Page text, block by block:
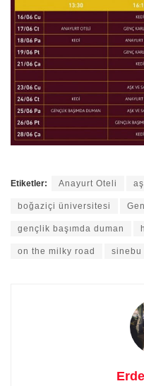
Etiketler: Anayurt Oteli
boğaziçi üniversitesi
gençlik başımda duman
on the milky road sinebu